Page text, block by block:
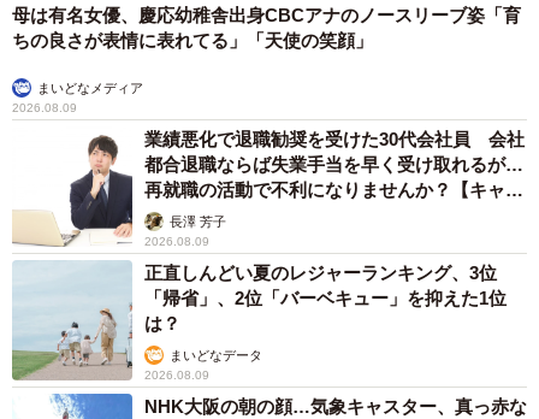
母は有名女優、慶応幼稚舎出身CBCアナのノースリーブ姿「育
ちの良さが表情に表れてる」「天使の笑顔」
まいどなメディア
2026.08.09
業績悪化で退職勧奨を受けた30代会社員 会社
都合退職ならば失業手当を早く受け取れるが…
再就職の活動で不利になりませんか？【キャリ
アカウンセラーが解説】
長澤 芳子
2026.08.09
正直しんどい夏のレジャーランキング、3位
「帰省」、2位「バーベキュー」を抑えた1位
は？
まいどなデータ
2026.08.09
NHK大阪の朝の顔…気象キャスター、真っ赤な